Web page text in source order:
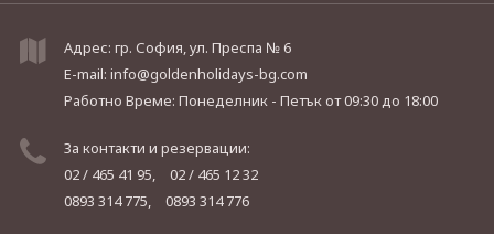
Адрес: гр. София, ул. Преспа № 6
E-mail: info@goldenholidays-bg.com
Работно Време: Понеделник - Петъкот 09:30 до 18:00
За контакти и резервации:
02 / 465 41 95,
02 / 465 12 32
0893 314 775,
0893 314 776